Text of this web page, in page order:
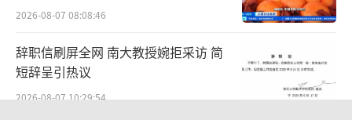
2026-08-07 08:08:46
辞职信刷屏全网 南大教授婉拒采访 简
短辞呈引热议
2026-08-07 10:29:54